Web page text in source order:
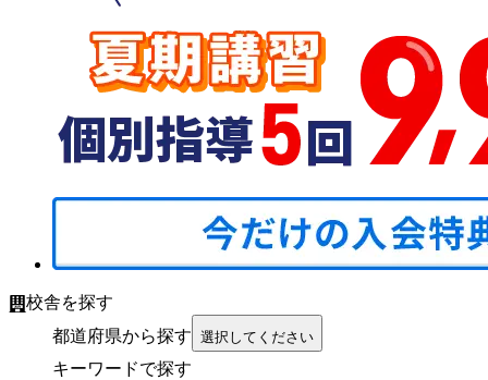
校舎を探す
都道府県から探す 選択してください
キーワードで探す